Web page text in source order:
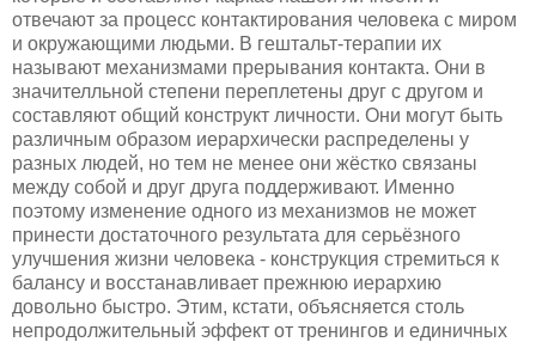
отвечают за процесс контактирования человека с миром
и окружающими людьми. В гештальт-терапии их
называют механизмами прерывания контакта. Они в
значителльной степени переплетены друг с другом и
составляют общий конструкт личности. Они могут быть
различным образом иерархически распределены у
разных людей, но тем не менее они жёстко связаны
между собой и друг друга поддерживают. Именно
поэтому изменение одного из механизмов не может
принести достаточного результата для серьёзного
улучшения жизни человека - конструкция стремиться к
балансу и восстанавливает прежнюю иерархию
довольно быстро. Этим, кстати, объясняется столь
непродолжительный эффект от тренингов и единичных